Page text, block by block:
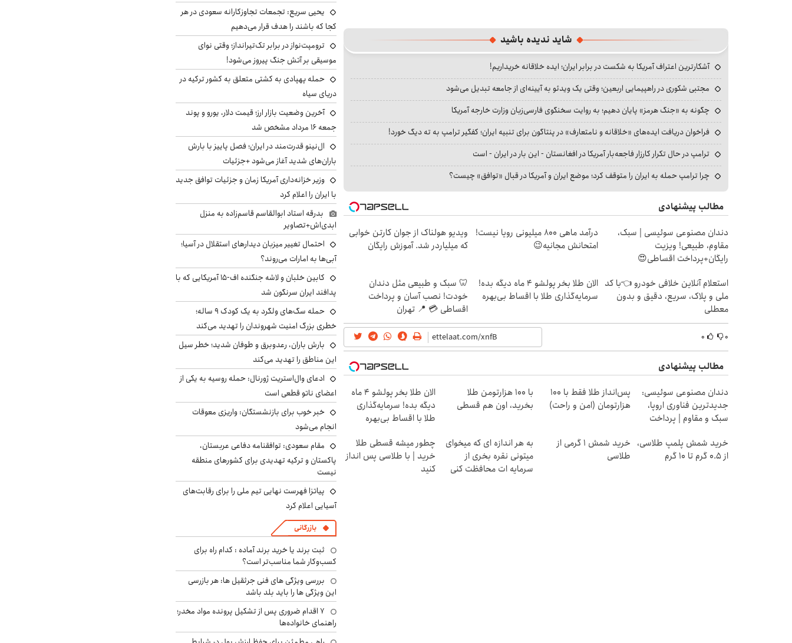
شاید ندیده باشید
آشکارترین اعتراف آمریکا به شکست در برابر ایران؛ ایده خلاقانه خریداریم!
مجتبی شکوری در راهپیمایی اربعین؛ وقتی یک ویدئو به آیینه‌ای از جامعه تبدیل می‌شود
چگونه به «جنگ هرمز» پایان دهیم؛ به روایت سخنگوی فارسی‌زبان وزارت خارجه آمریکا
فراخوان دریافت ایده‌های «خلاقانه و نامتعارف» در پنتاگون برای تنبیه ایران؛ کفگیر ترامپ به ته دیگ خورد!
ترامپ در حال تکرار کارزار فاجعه‌بار آمریکا در افغانستان - این بار در ایران - است
چرا ترامپ حمله به ایران را متوقف کرد؛ موضع ایران و آمریکا در قبال «توافق» چیست؟
مطالب پیشنهادی
دندان مصنوعی سوئیسی | سبک،
مقاوم، طبیعی! ویزیت
رایگان+پرداخت اقساطی😍
درآمد ماهی 800 میلیونی رویا نیست!
امتحانش مجانیه😉
ویدیو هولناک از جوان کارتن خوابی
که میلیاردر شد. آموزش رایگان
استعلام آنلاین خلافی خودرو 👈با کد
ملی و پلاک، سریع، دقیق و بدون
معطلی
الان طلا بخر پولشو 4 ماه دیگه بده!
سرمایه‌گذاری طلا با اقساط بی‌بهره
🦷 سبک و طبیعی مثل دندان
خودت! نصب آسان و پرداخت
اقساطی 💳 📍 تهران
۰ ۰
مطالب پیشنهادی
دندان مصنوعی سوئیسی:
جدیدترین فناوری اروپا،
سبک و مقاوم | پرداخت
پس‌انداز طلا فقط با ۱۰۰
هزارتومان (امن و راحت)
با ۱۰۰ هزارتومن طلا
بخرید، اون هم قسطی
الان طلا بخر پولشو 4 ماه
دیگه بده! سرمایه‌گذاری
طلا با اقساط بی‌بهره
خرید شمش پلمپ طلاسی،
از ۰.۵ گرم تا ۱۰ گرم
خرید شمش 1 گرمی از
طلاسی
به هر اندازه ای که میخوای
میتونی نقره بخری از
سرمایه ات محافظت کنی
چطور میشه قسطی طلا
خرید | با طلاسی پس انداز
کنید
یحیی سریع: تجمعات تجاوزکارانه سعودی در هر
کجا که باشند را هدف قرار می‌دهیم
ترومپت‌نواز در برابر تک‌تیرانداز؛ وقتی نوای
موسیقی بر آتش جنگ پیروز می‌شود!
حمله پهپادی به کشتی متعلق به کشور ترکیه در
دریای سیاه
آخرین وضعیت بازار ارز؛ قیمت دلار، یورو و پوند
جمعه ۱۶ مرداد مشخص شد
ال‌نینو قدرت‌مند در ایران؛ فصل پاییز با بارش
باران‌های شدید آغاز می‌شود +جزئیات
وزیر خزانه‌داری آمریکا زمان و جزئیات توافق جدید
با ایران را اعلام کرد
بدرقه استاد ابوالقاسم قاسم‌زاده به منزل
ابدی‌اش+تصاویر
احتمال تغییر میزبان دیدارهای استقلال در آسیا؛
آبی‌ها به امارات می‌روند؟
کابین خلبان و لاشه جنگنده اف-۱۵ آمریکایی که با
پدافند ایران سرنگون شد
حمله سگ‌های ولگرد به یک کودک ۹ ساله؛
خطری بزرگ امنیت شهروندان را تهدید می‌کند
بارش باران، رعدوبرق و طوفان شدید؛ خطر سیل
این مناطق را تهدید می‌کند
ادعای وال‌استریت ژورنال: حمله روسیه به یکی از
اعضای ناتو قطعی است
خبر خوب برای بازنشستگان: واریزی معوقات
انجام می‌شود
مقام سعودی: توافقنامه دفاعی عربستان،
پاکستان و ترکیه تهدیدی برای کشورهای منطقه
نیست
پیاتزا فهرست نهایی تیم ملی را برای رقابت‌های
آسیایی اعلام کرد
بازرگانی
ثبت برند یا خرید برند آماده : کدام راه برای
کسب‌وکار شما مناسب‌تر است؟
بررسی ویژگی های فنی جرثقیل ها: هر بازرسی
این ویژگی ها را باید بلد باشد
۷ اقدام ضروری پس از تشکیل پرونده مواد مخدر؛
راهنمای خانواده‌ها